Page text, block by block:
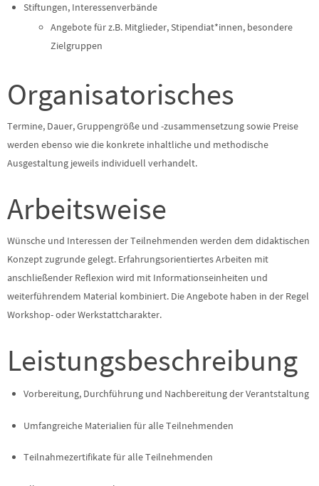
Stiftungen, Interessenverbände
Angebote für z.B. Mitglieder, Stipendiat*innen, besondere
Zielgruppen
Organisatorisches
Termine, Dauer, Gruppengröße und -zusammensetzung sowie Preise
werden ebenso wie die konkrete inhaltliche und methodische
Ausgestaltung jeweils individuell verhandelt.
Arbeitsweise
Wünsche und Interessen der Teilnehmenden werden dem didaktischen
Konzept zugrunde gelegt. Erfahrungsorientiertes Arbeiten mit
anschließender Reflexion wird mit Informationseinheiten und
weiterführendem Material kombiniert. Die Angebote haben in der Regel
Workshop- oder Werkstattcharakter.
Leistungsbeschreibung
Vorbereitung, Durchführung und Nachbereitung der Verantstaltung
Umfangreiche Materialien für alle Teilnehmenden
Teilnahmezertifikate für alle Teilnehmenden